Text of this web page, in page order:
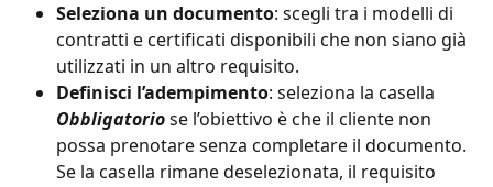
Seleziona un documento: scegli tra i modelli di
contratti e certificati disponibili che non siano già
utilizzati in un altro requisito.
Definisci l’adempimento: seleziona la casella
Obbligatorio se l’obiettivo è che il cliente non
possa prenotare senza completare il documento.
Se la casella rimane deselezionata, il requisito